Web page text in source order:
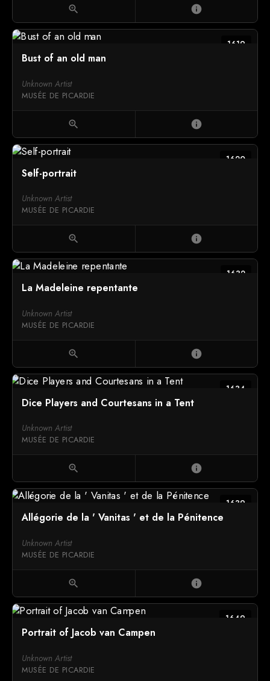
zoom_in info
1619
Bust of an old man
Unknown Artist
MUSÉE DE PICARDIE
zoom_in info
1620
Self-portrait
Unknown Artist
MUSÉE DE PICARDIE
zoom_in info
1632
La Madeleine repentante
Unknown Artist
MUSÉE DE PICARDIE
zoom_in info
1634
Dice Players and Courtesans in a Tent
Unknown Artist
MUSÉE DE PICARDIE
zoom_in info
1639
Allégorie de la ' Vanitas ' et de la Pénitence
Unknown Artist
MUSÉE DE PICARDIE
zoom_in info
1649
Portrait of Jacob van Campen
Unknown Artist
MUSÉE DE PICARDIE